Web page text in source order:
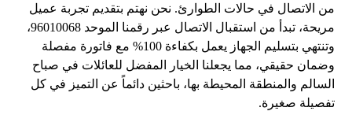
من الاتصال في حالات الطوارئ. نحن نهتم بتقديم تجربة عميل
مريحة، تبدأ من استقبال الاتصال عبر رقمنا الموحد 96010068،
وتنتهي بتسليم الجهاز يعمل بكفاءة 100% مع فاتورة مفصلة
وضمان حقيقي، مما يجعلنا الخيار المفضل للعائلات في صباح
السالم والمنطقة المحيطة بها، باحثين دائماً عن التميز في كل
تفصيلة صغيرة.